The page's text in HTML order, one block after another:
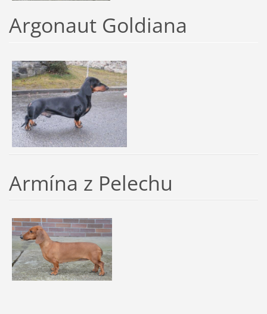
Argonaut Goldiana
Armína z Pelechu